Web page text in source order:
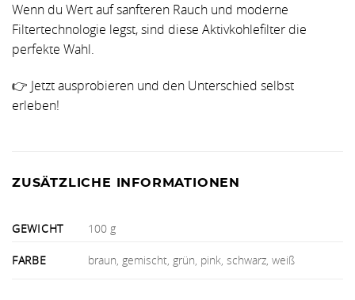
Wenn du Wert auf sanfteren Rauch und moderne
Filtertechnologie legst, sind diese Aktivkohlefilter die
perfekte Wahl.
👉 Jetzt ausprobieren und den Unterschied selbst
erleben!
ZUSÄTZLICHE INFORMATIONEN
GEWICHT 100 g
FARBE braun, gemischt, grün, pink, schwarz, weiß